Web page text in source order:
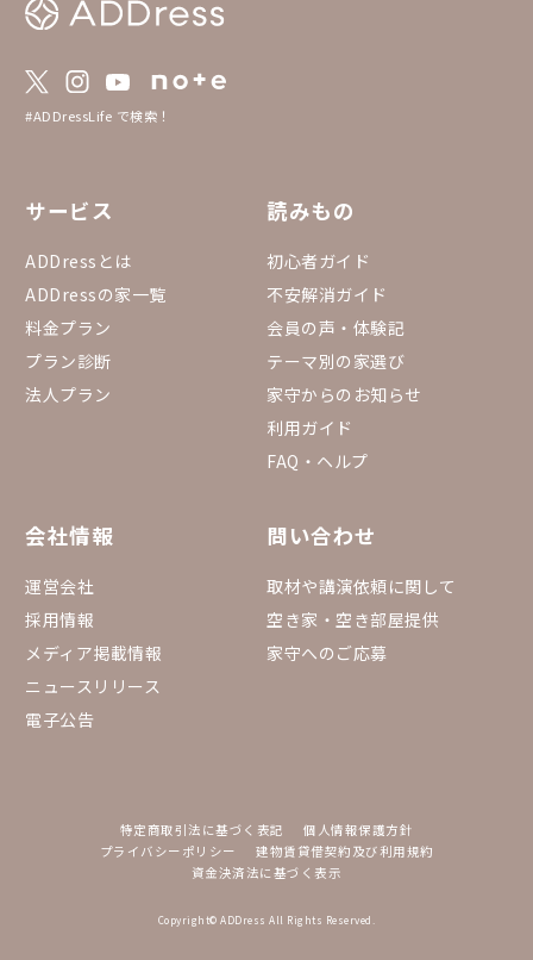
#ADDressLife で検索！
サービス
ADDressとは
ADDressの家一覧
料金プラン
プラン診断
法人プラン
読みもの
初心者ガイド
不安解消ガイド
会員の声・体験記
テーマ別の家選び
家守からのお知らせ
利用ガイド
FAQ・ヘルプ
会社情報
運営会社
採用情報
メディア掲載情報
ニュースリリース
電子公告
問い合わせ
取材や講演依頼に関して
空き家・空き部屋提供
家守へのご応募
特定商取引法に基づく表記
個人情報保護方針
プライバシーポリシー
建物賃貸借契約及び利用規約
資金決済法に基づく表示
Copyright© ADDress All Rights Reserved.